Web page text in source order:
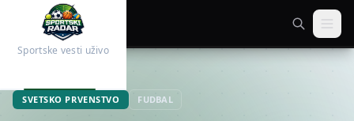
Sportske vesti uživo
SVETSKO PRVENSTVO FUDBAL